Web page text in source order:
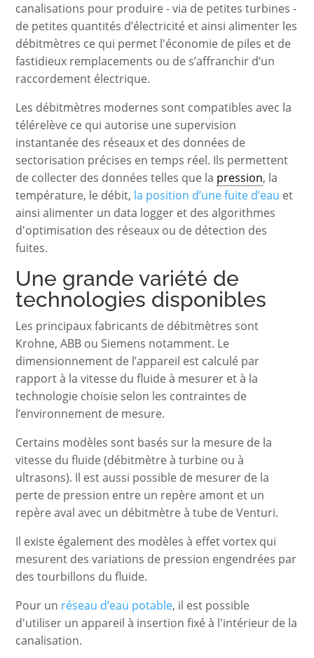
canalisations pour produire - via de petites turbines -
de petites quantités d’électricité et ainsi alimenter les
débitmètres ce qui permet l'économie de piles et de
fastidieux remplacements ou de s’affranchir d’un
raccordement électrique.
Les débitmètres modernes sont compatibles avec la
télérelève ce qui autorise une supervision
instantanée des réseaux et des données de
sectorisation précises en temps réel. Ils permettent
de collecter des données telles que la pression, la
température, le débit, la position d’une fuite d’eau et
ainsi alimenter un data logger et des algorithmes
d'optimisation des réseaux ou de détection des
fuites.
Une grande variété de
technologies disponibles
Les principaux fabricants de débitmètres sont
Krohne, ABB ou Siemens notamment. Le
dimensionnement de l’appareil est calculé par
rapport à la vitesse du fluide à mesurer et à la
technologie choisie selon les contraintes de
l’environnement de mesure.
Certains modèles sont basés sur la mesure de la
vitesse du fluide (débitmètre à turbine ou à
ultrasons). Il est aussi possible de mesurer de la
perte de pression entre un repère amont et un
repère aval avec un débitmètre à tube de Venturi.
Il existe également des modèles à effet vortex qui
mesurent des variations de pression engendrées par
des tourbillons du fluide.
Pour un réseau d’eau potable, il est possible
d'utiliser un appareil à insertion fixé à l'intérieur de la
canalisation.